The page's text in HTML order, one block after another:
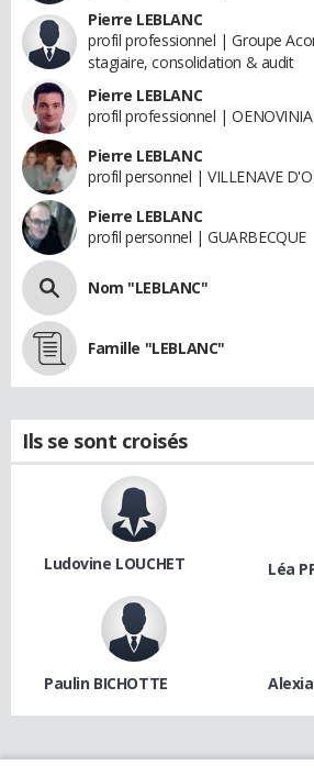
Pierre LEBLANC
profil professionnel | Groupe
stagiaire, consolidation & audit
Pierre LEBLANC
profil professionnel |
Pierre LEBLANC
profil personnel | VILLENAVE
Pierre LEBLANC
profil personnel | GUARBECQUE
Nom "LEBLANC"
Famille "LEBLANC"
Ils se sont croisés
Ludovine LOUCHET Léa
Paulin BICHOTTE Alexia